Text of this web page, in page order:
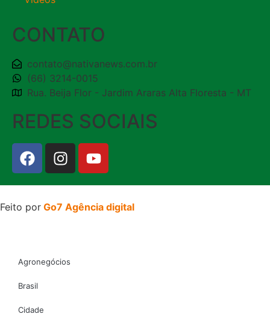
CONTATO
contato@nativanews.com.br
(66) 3214-0015
Rua. Beija Flor - Jardim Araras Alta Floresta - MT
REDES SOCIAIS
Feito por Go7 Agência digital
Agronegócios
Brasil
Cidade